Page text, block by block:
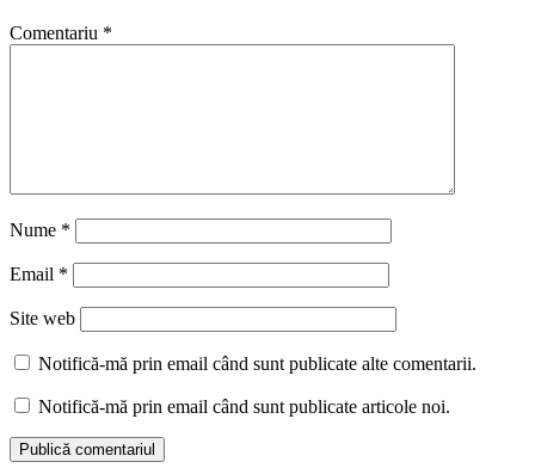
Comentariu *
Nume *
Email *
Site web
Notifică-mă prin email când sunt publicate alte comentarii.
Notifică-mă prin email când sunt publicate articole noi.